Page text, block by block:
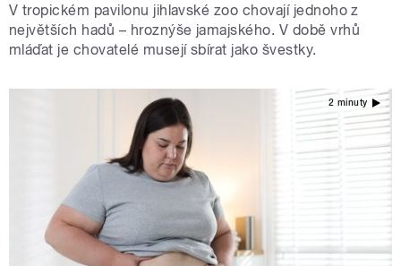
V tropickém pavilonu jihlavské zoo chovají jednoho z
největších hadů – hroznýše jamajského. V době vrhů
mláďat je chovatelé musejí sbírat jako švestky.
2 minuty